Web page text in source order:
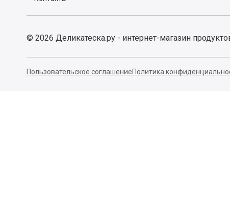
© 2026 Деликатеска.ру - интернет-магазин
Пользовательское соглашениеПолитика